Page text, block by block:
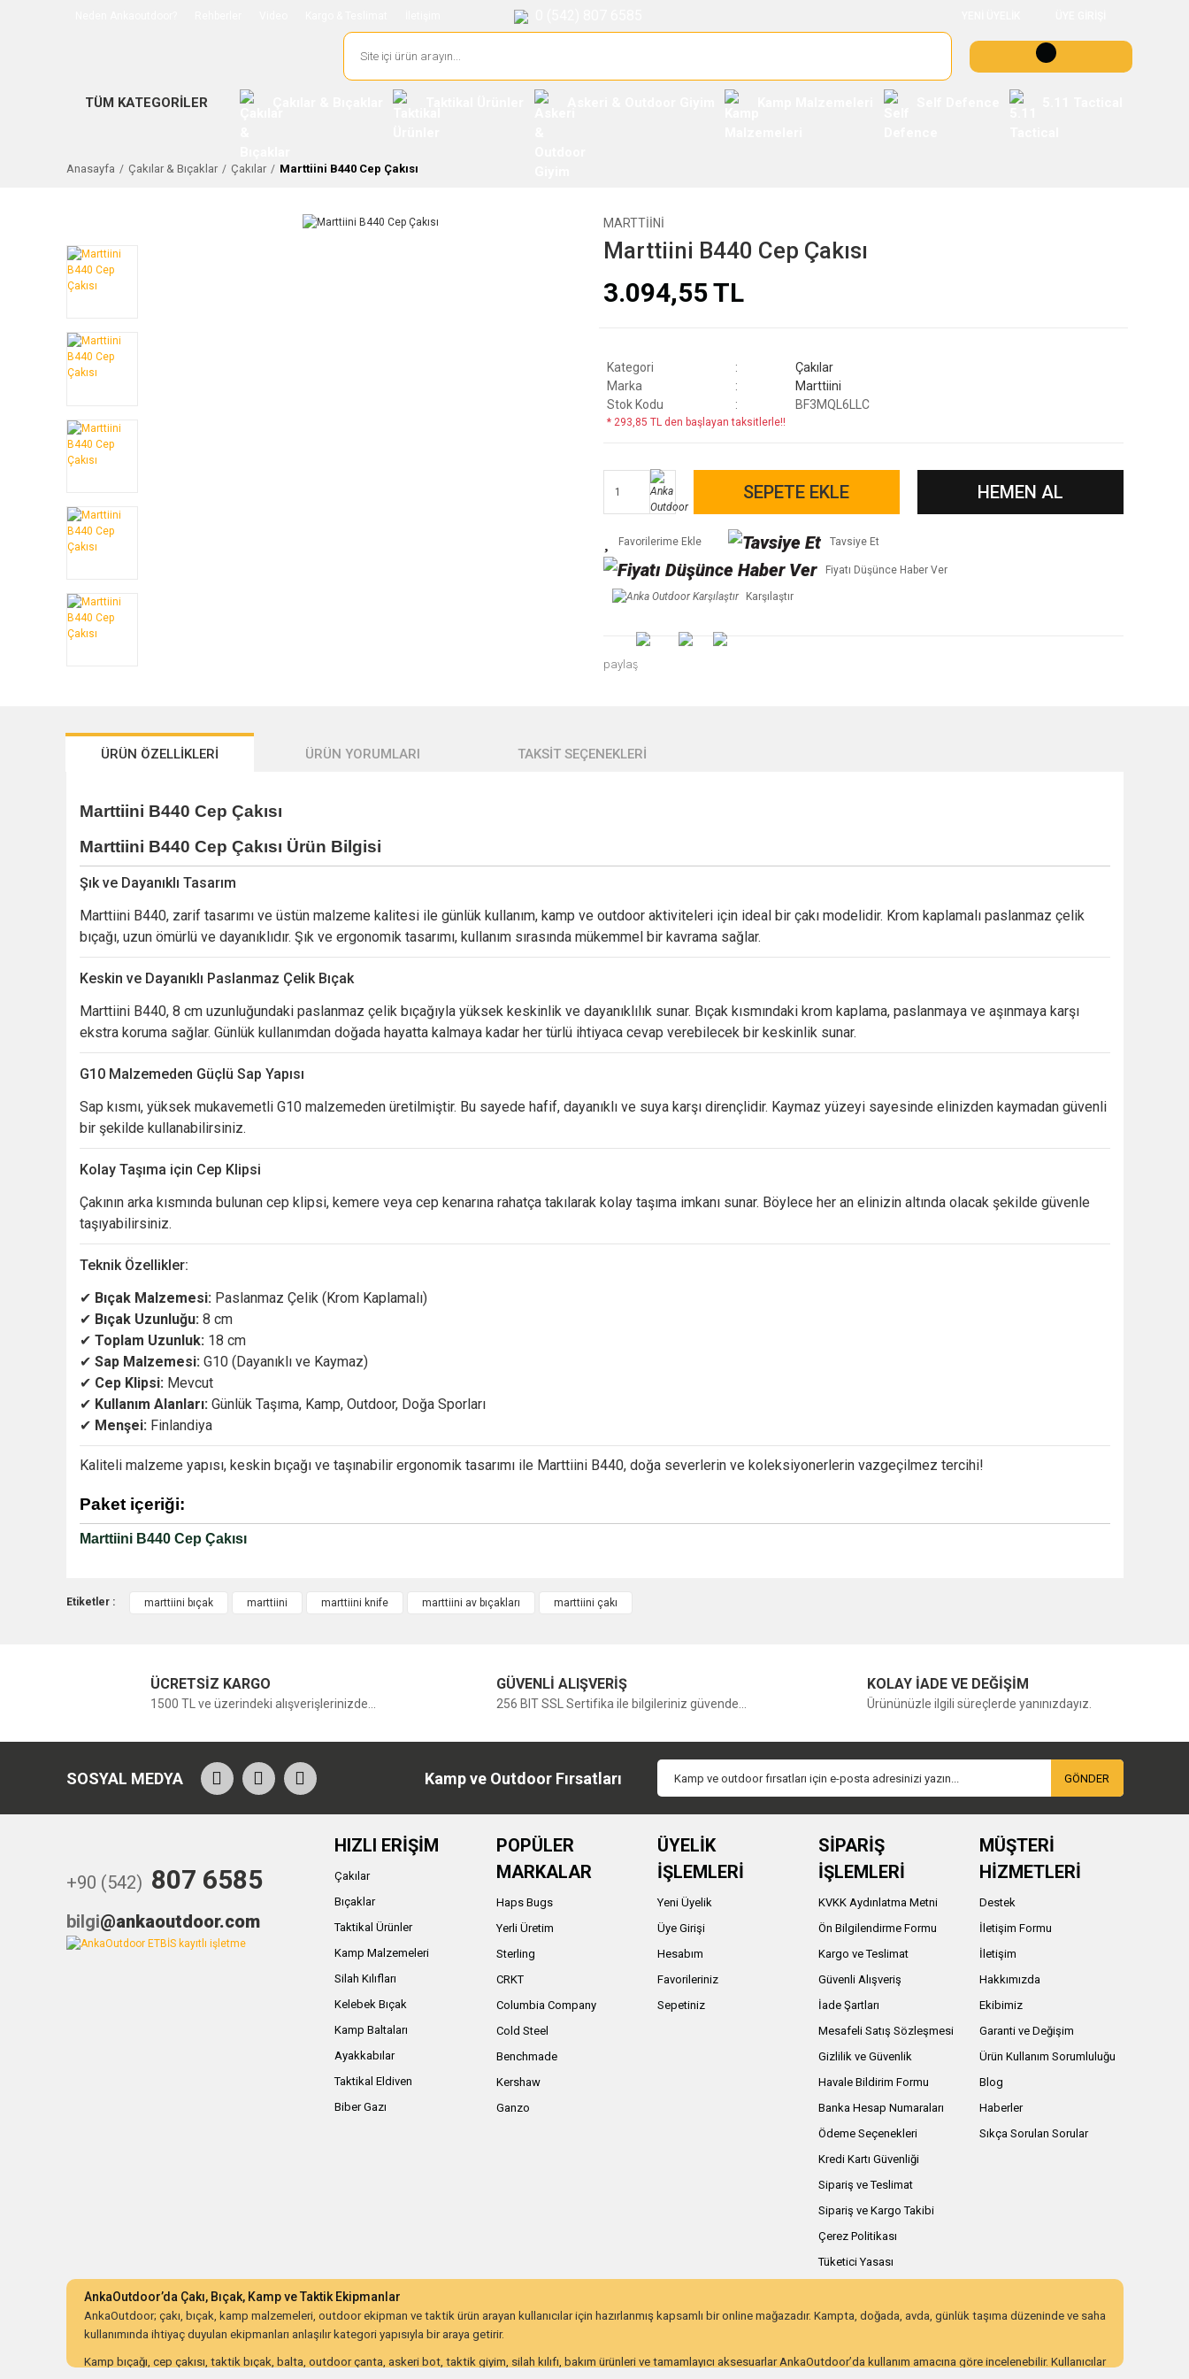
TÜM KATEGORİLER
Anasayfa Çakılar & Bıçaklar Çakılar Marttiini B440 Cep Çakısı
MARTTIINI
Marttiini B440 Cep Çakısı
3.094,55 TL
Kategori
Çakılar
Marka
Marttiini
Stok Kodu
BF3MQL6LLC
* 293,85 TL den başlayan taksitlerle!!
SEPETE EKLE HEMEN AL
Tavsiye Et
Fiyatı Düşünce Haber Ver
Karşılaştır
paylaş
ÜRÜN ÖZELLİKLERİ ÜRÜN YORUMLARI TAKSİT SEÇENEKLERİ
Marttiini B440 Cep Çakısı
Marttiini B440 Cep Çakısı Ürün Bilgisi
Şıkve Dayanıklı Tasarım
Marttiini B440, zarif tasarımı ve üstün malzeme kalitesi ile günlük kullanım, kamp ve outdoor aktiviteleri için ideal bir çakı modelidir. Krom kaplamalı paslanmaz çelik
bıçağı, uzun ömürlü ve dayanıklıdır. Şık ve ergonomik tasarımı, kullanım sırasında mükemmel bir kavrama sağlar.
Keskin ve Dayanıklı Paslanmaz Çelik Bıçak
Marttiini B440, 8 cm uzunluğundaki paslanmaz çelik bıçağıyla yüksek keskinlik ve dayanıklılık sunar. Bıçak kısmındaki krom kaplama, paslanmaya ve aşınmaya karşı
ekstra koruma sağlar. Günlük kullanımdan doğada hayatta kalmaya kadar her türlü ihtiyaca cevap verebilecek bir keskinlik sunar.
G10 Malzemeden Güçlü Sap Yapısı
Sap kısmı, yüksek mukavemetli G10 malzemeden üretilmiştir. Bu sayede hafif, dayanıklı ve suya karşı dirençlidir. Kaymaz yüzeyi sayesinde elinizden kaymadan güvenli
bir şekilde kullanabilirsiniz.
Kolay Taşıma için Cep Klipsi
Çakının arka kısmında bulunan cep klipsi, kemere veya cep kenarına rahatça takılarak kolay taşıma imkanı sunar. Böylece her an elinizin altında olacak şekilde güvenle
taşıyabilirsiniz.
Teknik Özellikler:
✔ Bıçak Malzemesi: Paslanmaz Çelik ( Krom Kaplamalı)
✔ Bıçak Uzunluğu: 8 cm
✔ Toplam Uzunluk: 18 cm
✔ Sap Malzemesi: G10 ( Dayanıklı ve Kaymaz)
✔ Cep Klipsi: Mevcut
✔ Kullanım Alanları: Günlük Taşıma, Kamp, Outdoor, Doğa Sporları
✔ Menşei: Finlandiya
Kaliteli malzeme yapısı, keskin bıçağı ve taşınabilir ergonomik tasarımı ile Marttiini B440, doğa severlerin ve koleksiyonerlerin vazgeçilmez tercihi!
Paket içeriği:
Marttiini B440 Cep Çakısı
Yorum Yaz
Etiketler : marttiini bıçak marttiini marttiini knife marttiini av bıçakları marttiini çakı
ÜCRETSİZ KARGO
1500 TL ve üzerindeki alışverişlerinizde...
GÜVENLİ ALIŞVERİŞ
256 BIT SSL Sertifika ile bilgileriniz güvende...
KOLAY İADE VE DEĞİŞİM
Ürününüzle ilgili süreçlerde yanınızdayız.
SOSYAL MEDYA Kamp ve Outdoor Fırsatları GÖNDER
+90 (542) 807 6585
bilgi@ankaoutdoor.com
HIZLI ERİŞİM
Çakılar
Bıçaklar
Taktikal Ürünler
Kamp Malzemeleri
Silah Kılıfları
Kelebek Bıçak
Kamp Baltaları
Ayakkabılar
Taktikal Eldiven
Biber Gazı
POPÜLER
MARKALAR
Haps Bugs
Yerli Üretim
Sterling
CRKT
Columbia Company
Cold Steel
Benchmade
Kershaw
Ganzo
ÜYELİK
İŞLEMLERİ
Yeni Üyelik
Üye Girişi
Hesabım
Favorileriniz
Sepetiniz
SİPARİŞ
İŞLEMLERİ
KVKK Aydınlatma Metni
Ön Bilgilendirme Formu
Kargo ve Teslimat
Güvenli Alışveriş
İade Şartları
Mesafeli Satış Sözleşmesi
Gizlilik ve Güvenlik
Havale Bildirim Formu
Banka Hesap Numaraları
Ödeme Seçenekleri
Kredi Kartı Güvenliği
Sipariş ve Teslimat
Sipariş ve Kargo Takibi
Çerez Politikası
Tüketici Yasası
MÜŞTERİ
HİZMETLERİ
Destek
İletişim Formu
İletişim
Hakkımızda
Ekibimiz
Garanti ve Değişim
Ürün Kullanım Sorumluluğu
Blog
Haberler
Sıkça Sorulan Sorular
AnkaOutdoor’da Çakı, Bıçak, Kamp ve Taktik Ekipmanlar
AnkaOutdoor; çakı, bıçak, kamp malzemeleri, outdoor ekipman ve taktik ürün arayan kullanıcılar için hazırlanmış kapsamlı bir online mağazadır. Kampta, doğada, avda, günlük taşıma düzeninde ve saha
kullanımında ihtiyaç duyulan ekipmanları anlaşılır kategori yapısıyla bir araya getirir.
Kamp bıçağı, cep çakısı, taktik bıçak, balta, outdoor çanta, askeri bot, taktik giyim, silah kılıfı, bakım ürünleri ve tamamlayıcı aksesuarlar AnkaOutdoor’da kullanım amacına göre incelenebilir. Kullanıcılar